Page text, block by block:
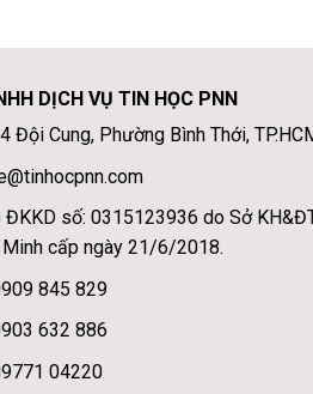
DỊCH VỤ TIN HỌC PNN
Đội Cung, Phường Bình Thới,
ĐKKD số: 0315123936 do Sở
Minh cấp ngày 21/6/2018.
845 829
632 886
04220